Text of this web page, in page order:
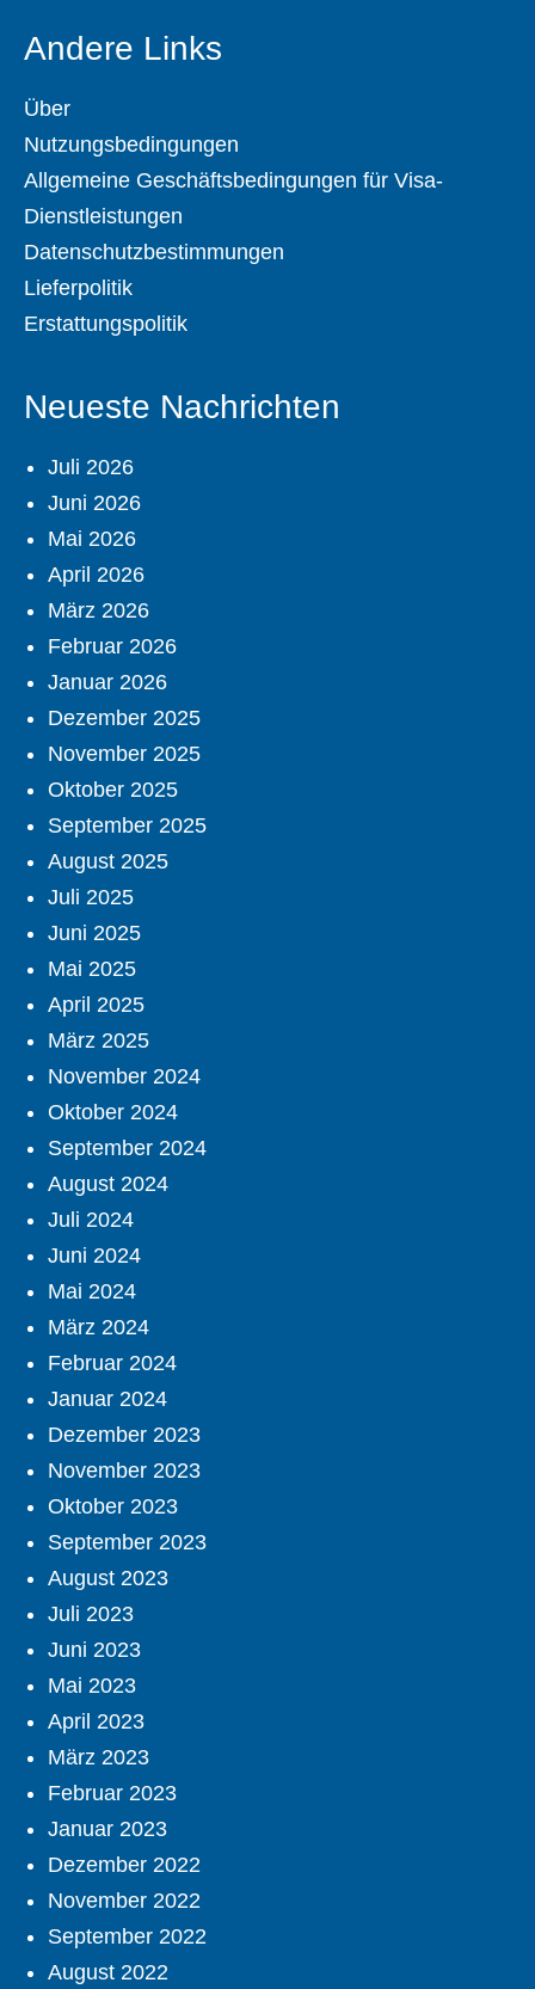
Andere Links
Über
Nutzungsbedingungen
Allgemeine Geschäftsbedingungen für Visa-
Dienstleistungen
Datenschutzbestimmungen
Lieferpolitik
Erstattungspolitik
Neueste Nachrichten
Juli 2026
Juni 2026
Mai 2026
April 2026
März 2026
Februar 2026
Januar 2026
Dezember 2025
November 2025
Oktober 2025
September 2025
August 2025
Juli 2025
Juni 2025
Mai 2025
April 2025
März 2025
November 2024
Oktober 2024
September 2024
August 2024
Juli 2024
Juni 2024
Mai 2024
März 2024
Februar 2024
Januar 2024
Dezember 2023
November 2023
Oktober 2023
September 2023
August 2023
Juli 2023
Juni 2023
Mai 2023
April 2023
März 2023
Februar 2023
Januar 2023
Dezember 2022
November 2022
September 2022
August 2022